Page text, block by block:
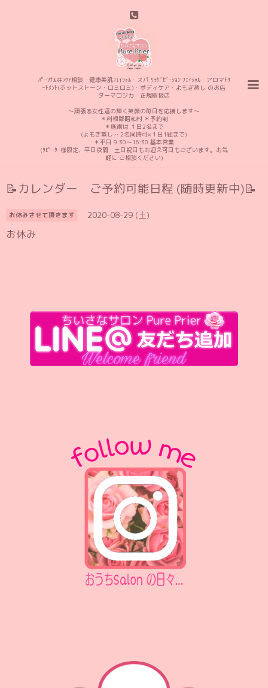
ﾊﾟｰｿﾅﾙｽｷﾝｹｱ相談・健康美肌ﾌｪｲｼｬﾙ・スパ ﾘﾗｸﾞｾﾞｰｼｮﾝ ﾌｪｲｼｬﾙ・アロマﾄﾘ
ｰﾄﾒﾝﾄ(ホットストーン・ロミロミ)・ボディケア・よもぎ蒸し のお店
ダーマロジカ 正規取扱店
〜頑張る女性達の輝く笑顔の毎日を応援します〜
＊利根郡昭和村 ＊予約制
＊施術は １日2名まで
(よもぎ蒸し… 2名同時可×１日1組まで)
＊平日 9:30〜16:30 基本営業
(ﾘﾋﾟｰﾀｰ様限定、平日夜間・土日祝日もお迎え可日もございます。お気
軽に ご相談ください)
📝カレンダー ご予約可能日程 (随時更新中)📝
お休みさせて頂きます 2020-08-29 (土)
お休み